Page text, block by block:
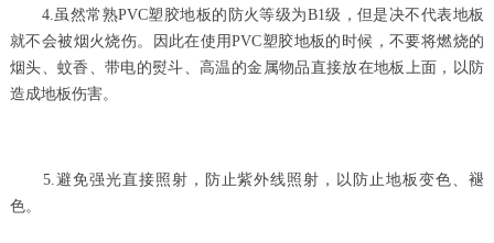
4.虽然常熟PVC塑胶地板的防火等级为B1级，但是决不代表地板
就不会被烟火烧伤。因此在使用PVC塑胶地板的时候，不要将燃烧的
烟头、蚊香、带电的熨斗、高温的金属物品直接放在地板上面，以防
造成地板伤害。
5.避免强光直接照射，防止紫外线照射，以防止地板变色、褪
色。